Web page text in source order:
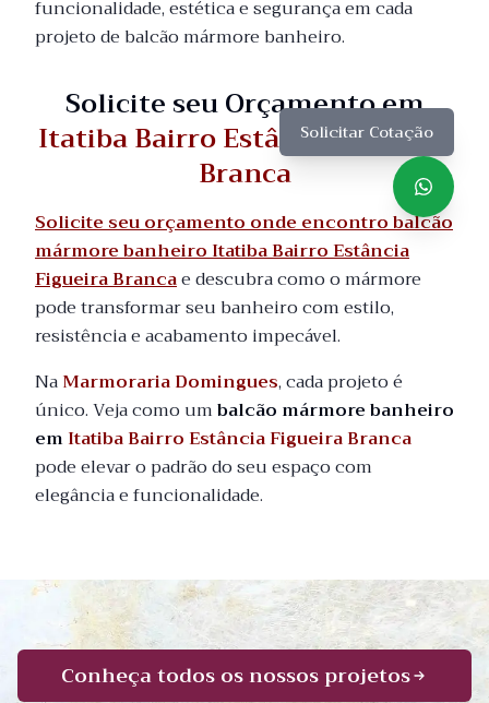
funcionalidade, estética e segurança em cada
projeto de balcão mármore banheiro.
Solicite seu Orçamento em
Itatiba Bairro Estância Figueira
Branca
Solicite seu orçamento onde encontro balcão
mármore banheiro Itatiba Bairro Estância
Figueira Brancae descubra como o mármore
pode transformar seu banheiro com estilo,
resistência e acabamento impecável.
NaMarmoraria Domingues, cada projeto é
único. Veja como umbalcão mármore banheiro
emItatiba Bairro Estância Figueira Branca
pode elevar o padrão do seu espaço com
elegância e funcionalidade.
Solicitar Cotação
Conheça todos os nossos projetos